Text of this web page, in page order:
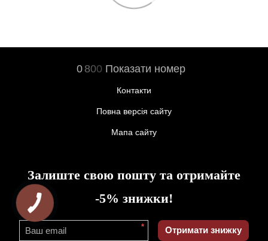
0 800 Показати номер
Контакти
Повна версія сайту
Мапа сайту
Залиште свою пошту та отримайте
-5% знижки!
* Отримати знижку